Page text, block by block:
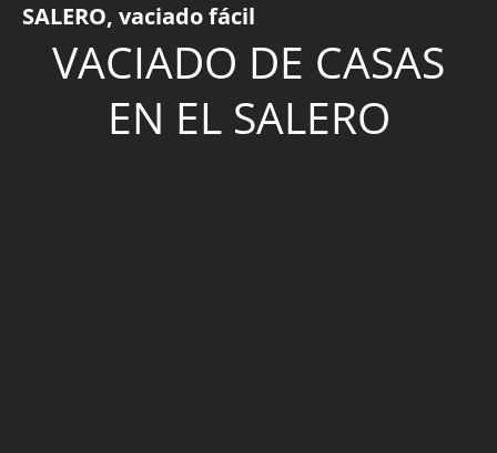
SALERO, vaciado fácil
VACIADO DE CASAS
EN EL SALERO